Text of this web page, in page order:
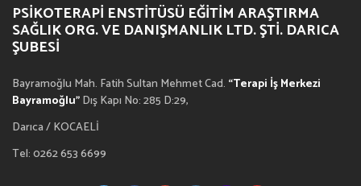
PSIKOTERAPI ENSTITÜSÜ EĞITIM ARAŞTIRMA
SAĞLIK ORG. VE DANIŞMANLIK LTD. ŞTI. DARICA
ŞUBESI
Bayramoğlu Mah. Fatih Sultan Mehmet Cad. “Terapi İş Merkezi
Bayramoğlu”Dış Kapı No: 285 D:29,
Darıca / KOCAELİ
Tel: 0262 653 6699